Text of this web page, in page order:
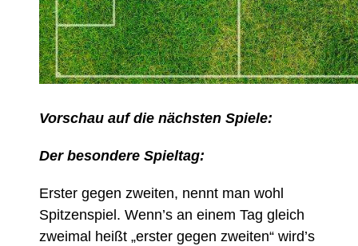
Vorschau auf die nächsten Spiele:
Der besondere Spieltag:
Erster gegen zweiten, nennt man wohl
Spitzenspiel. Wenn’s an einem Tag gleich
zweimal heißt „erster gegen zweiten“ wird’s